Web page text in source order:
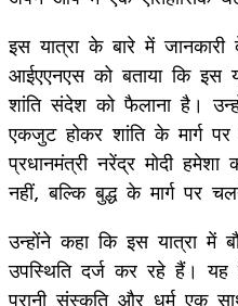
इस यात्रा के बारे में
आईएएनएस को बताया कि इस
शांति संदेश को फैलाना है।
एकजुट होकर शांति के मार्ग
प्रधानमंत्री नरेंद्र मोदी
नहीं, बल्कि बुद्ध के मार्ग पर
उन्होंने कहा कि इस यात्रा में
उपस्थिति दर्ज कर रहे हैं। यह